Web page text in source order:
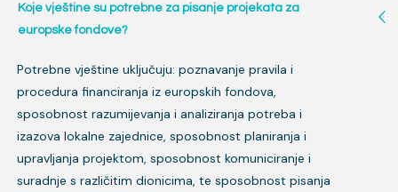
Koje vještine su potrebne za pisanje projekata za
europske fondove?
Potrebne vještine uključuju: poznavanje pravila i
procedura financiranja iz europskih fondova,
sposobnost razumijevanja i analiziranja potreba i
izazova lokalne zajednice, sposobnost planiranja i
upravljanja projektom, sposobnost komuniciranje i
suradnje s različitim dionicima, te sposobnost pisanja